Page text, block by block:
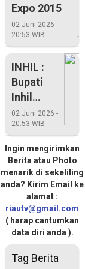
Expo 2015
02 Juni 2026 -
20:53 WIB
INHIL :
Bupati
Inhil
Pimpin
Gelar
Pasukan
Di
Mapolres
Inhil
02 Juni 2026 -
20:53 WIB
Ingin mengirimkan
Berita atau Photo
menarik di sekeliling
anda? Kirim Email ke
alamat :
riautv@gmail.com
( harap cantumkan
data diri anda ).
Tag Berita